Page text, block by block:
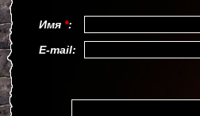
Имя *:
E-mail: